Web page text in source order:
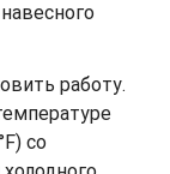
работу.
со